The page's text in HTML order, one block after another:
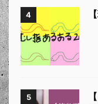
4
5